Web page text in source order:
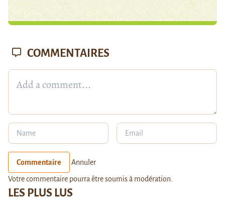
LES PLUS LUS
COMMENTAIRES
Commentaire Annuler
Votre commentaire pourra être soumis à modération.